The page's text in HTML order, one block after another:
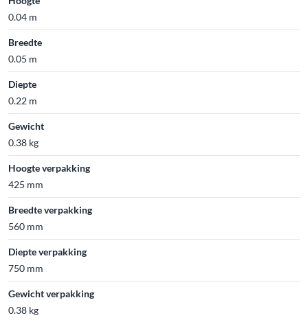
0.04 m
Breedte
0.05 m
Diepte
0.22 m
Gewicht
0.38 kg
Hoogte verpakking
425 mm
Breedte verpakking
560 mm
Diepte verpakking
750 mm
Gewicht verpakking
0.38 kg